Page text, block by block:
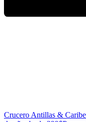
Crucero Antillas &